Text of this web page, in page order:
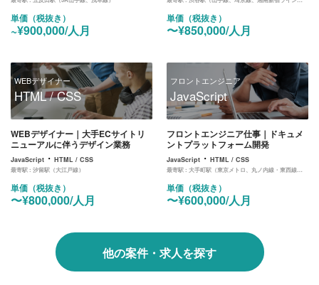
単価（税抜き）
~¥900,000/人月
単価（税抜き）
〜¥850,000/人月
WEBデザイナー
HTML / CSS
WEBデザイナー｜大手ECサイトリ
ニューアルに伴うデザイン業務
JavaScript ・ HTML / CSS
最寄駅 : 汐留駅（大江戸線）
単価（税抜き）
〜¥800,000/人月
フロントエンジニア
JavaScript
フロントエンジニア仕事｜ドキュメ
ントプラットフォーム開発
JavaScript ・HTML / CSS
最寄駅 :大手町駅（東京メトロ、丸ノ内線・東西線・千代田線・半蔵門線・三田線）
単価（税抜き）
〜¥600,000/人月
他の案件・求人を探す